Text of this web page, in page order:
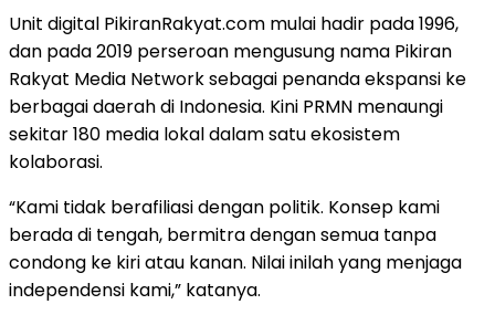
Unit digital PikiranRakyat.com mulai hadir pada 1996,
dan pada 2019 perseroan mengusung nama Pikiran
Rakyat Media Network sebagai penanda ekspansi ke
berbagai daerah di Indonesia. Kini PRMN menaungi
sekitar 180 media lokal dalam satu ekosistem
kolaborasi.
“Kami tidak berafiliasi dengan politik. Konsep kami
berada di tengah, bermitra dengan semua tanpa
condong ke kiri atau kanan. Nilai inilah yang menjaga
independensi kami,” katanya.